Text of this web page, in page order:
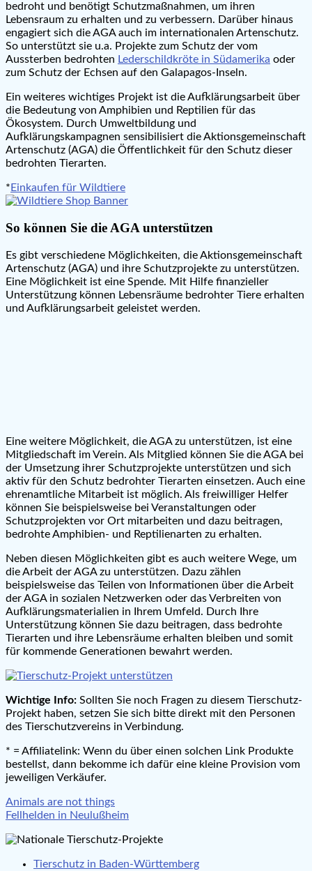
bedroht und benötigt Schutzmaßnahmen, um ihren
Lebensraum zu erhalten und zu verbessern. Darüber hinaus
engagiert sich die AGA auch im internationalen Artenschutz.
So unterstützt sie u.a. Projekte zum Schutz der vom
Aussterben bedrohten Lederschildkröte in Südamerika oder
zum Schutz der Echsen auf den Galapagos-Inseln.
Ein weiteres wichtiges Projekt ist die Aufklärungsarbeit über
die Bedeutung von Amphibien und Reptilien für das
Ökosystem. Durch Umweltbildung und
Aufklärungskampagnen sensibilisiert die Aktionsgemeinschaft
Artenschutz (AGA) die Öffentlichkeit für den Schutz dieser
bedrohten Tierarten.
* Einkaufen für Wildtiere
So können Sie die AGA unterstützen
Es gibt verschiedene Möglichkeiten, die Aktionsgemeinschaft
Artenschutz (AGA) und ihre Schutzprojekte zu unterstützen.
Eine Möglichkeit ist eine Spende. Mit Hilfe finanzieller
Unterstützung können Lebensräume bedrohter Tiere erhalten
und Aufklärungsarbeit geleistet werden.
Eine weitere Möglichkeit, die AGA zu unterstützen, ist eine
Mitgliedschaft im Verein. Als Mitglied können Sie die AGA bei
der Umsetzung ihrer Schutzprojekte unterstützen und sich
aktiv für den Schutz bedrohter Tierarten einsetzen. Auch eine
ehrenamtliche Mitarbeit ist möglich. Als freiwilliger Helfer
können Sie beispielsweise bei Veranstaltungen oder
Schutzprojekten vor Ort mitarbeiten und dazu beitragen,
bedrohte Amphibien- und Reptilienarten zu erhalten.
Neben diesen Möglichkeiten gibt es auch weitere Wege, um
die Arbeit der AGA zu unterstützen. Dazu zählen
beispielsweise das Teilen von Informationen über die Arbeit
der AGA in sozialen Netzwerken oder das Verbreiten von
Aufklärungsmaterialien in Ihrem Umfeld. Durch Ihre
Unterstützung können Sie dazu beitragen, dass bedrohte
Tierarten und ihre Lebensräume erhalten bleiben und somit
für kommende Generationen bewahrt werden.
Wichtige Info: Sollten Sie noch Fragen zu diesem Tierschutz-
Projekt haben, setzen Sie sich bitte direkt mit den Personen
des Tierschutzvereins in Verbindung.
* = Affiliatelink: Wenn du über einen solchen Link Produkte
bestellst, dann bekomme ich dafür eine kleine Provision vom
jeweiligen Verkäufer.
Beitragsnavigation
Animals are not things
Fellhelden in Neulußheim
Tierschutz in Baden-Württemberg